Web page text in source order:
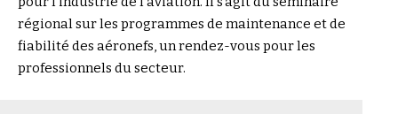
régional sur les programmes de maintenance et de
fiabilité des aéronefs, un rendez-vous pour les
professionnels du secteur.